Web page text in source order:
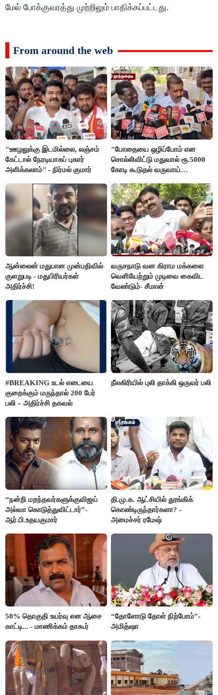
மேல் போக்குவரத்து முற்றிலும் பாதிக்கப்பட்டது.
From around the web
"ஊழலுக்கு இடமில்லை, லஞ்சம்
கேட்டால் நேரடியாகப் புகார்
அளிக்கலாம்" - நிர்மல் குமார்
"போதையை ஒழிப்போம் என
சொல்லிவிட்டு மதுவால் ரூ.5000
கோடி கூடுதல் வருவாய்
மார்க்கண்டேயன்
ஆன்லைன் மதுபான முன்பதிவில்
குளறுபடி - மதுபிரியர்கள்
அதிர்ச்சி!
வருசநாடு வன கிராம மக்களை
வெளியேற்றும் முடிவை கைவிட
வேண்டும்- சீமான்
#BREAKING உடல் எடையை
குறைக்கும் மருந்தால் 200 பேர்
பலி – அதிர்ச்சி தகவல்
நீலகிரியில் புலி தாக்கி ஒருவர் பலி
“நன்றி மறந்தவர்களுக்குவிஜய்
அல்வா கொடுத்துவிட்டார்”-
ஆர்.பி.உதயகுமார்
தி.மு.க. ஆட்சியில் தூங்கிக்
கொண்டிருந்தார்களா? -
அமைச்சர் ரமேஷ்
50% தொகுதி உயர்வு என ஆசை
காட்டி... - மாணிக்கம் தாகூர்
“தோளோடு தோள் நிற்போம்”-
அமித்ஷா